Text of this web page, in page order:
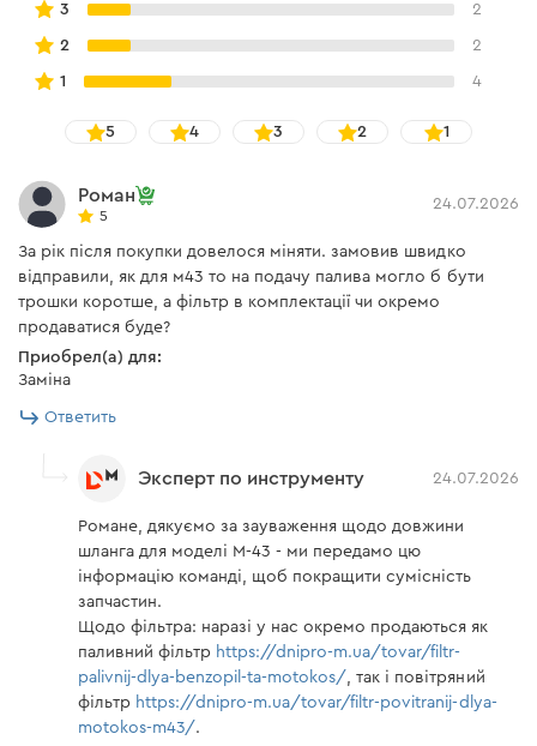
3 2
2 2
1 4
5 4 3 2 1
Роман
5
24.07.2026
За рік після покупки довелося міняти. замовив швидко
відправили, як для м43 то на подачу палива могло б бути
трошки коротше, а фільтр в комплектації чи окремо
продаватися буде?
Приобрел(а) для:
Заміна
Ответить
Эксперт по инструменту 24.07.2026
Романе, дякуємо за зауваження щодо довжини
шланга для моделі М-43 - ми передамо цю
інформацію команді, щоб покращити сумісність
запчастин.
Щодо фільтра: наразі у нас окремо продаються як
паливний фільтр https://dnipro-m.ua/tovar/filtr-
palivnij-dlya-benzopil-ta-motokos/, так і повітряний
фільтр https://dnipro-m.ua/tovar/filtr-povitranij-dlya-
motokos-m43/.